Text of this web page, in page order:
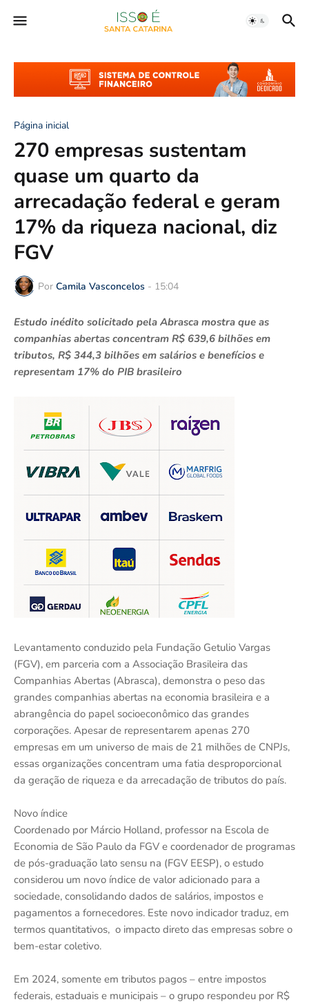
Página inicial
270 empresas sustentam
quase um quarto da
arrecadação federal e geram
17% da riqueza nacional, diz
FGV
Por Camila Vasconcelos - 15:04
Estudo inédito solicitado pela Abrasca mostra que as
companhias abertas concentram R$ 639,6 bilhões em
tributos, R$ 344,3 bilhões em salários e benefícios e
representam 17% do PIB brasileiro
Levantamento conduzido pela Fundação Getulio Vargas
(FGV), em parceria com a Associação Brasileira das
Companhias Abertas (Abrasca), demonstra o peso das
grandes companhias abertas na economia brasileira e a
abrangência do papel socioeconômico das grandes
corporações. Apesar de representarem apenas 270
empresas em um universo de mais de 21 milhões de CNPJs,
essas organizações concentram uma fatia desproporcional
da geração de riqueza e da arrecadação de tributos do país.
Novo índice
Coordenado por Márcio Holland, professor na Escola de
Economia de São Paulo da FGV e coordenador de programas
de pós-graduação lato sensu na (FGV EESP), o estudo
considerou um novo índice de valor adicionado para a
sociedade, consolidando dados de salários, impostos e
pagamentos a fornecedores. Este novo indicador traduz, em
termos quantitativos, o impacto direto das empresas sobre o
bem-estar coletivo.
Em 2024, somente em tributos pagos – entre impostos
federais, estaduais e municipais – o grupo respondeu por R$